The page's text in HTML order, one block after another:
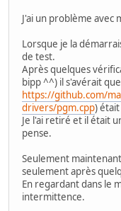
J'ai un problème avec
Lorsque je la
de test.
Après quelques
bipp ^^) il s'avérait
https://github.com/
drivers/pgm.cpp)
Je l'ai retiré et il était
pense.
Seulement
seulement après
En regardant dans le
intermittence.